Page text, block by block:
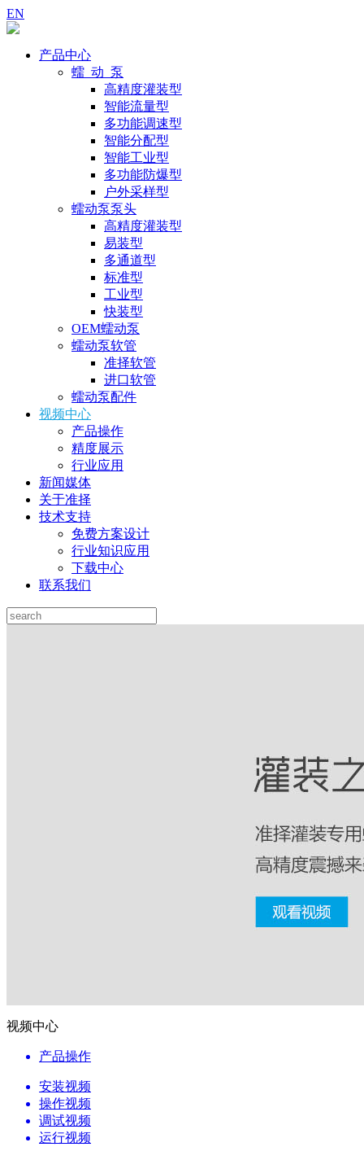
EN
产品中心
蠕 动 泵
高精度灌装型
智能流量型
多功能调速型
智能分配型
智能工业型
多功能防爆型
户外采样型
蠕动泵泵头
高精度灌装型
易装型
多通道型
标准型
工业型
快装型
OEM蠕动泵
蠕动泵软管
准择软管
进口软管
蠕动泵配件
视频中心
产品操作
精度展示
行业应用
新闻媒体
关于准择
技术支持
免费方案设计
行业知识应用
下载中心
联系我们
视频中心
产品操作
安装视频
操作视频
调试视频
运行视频